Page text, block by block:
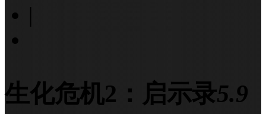
|
生化危机2：启示录5.9